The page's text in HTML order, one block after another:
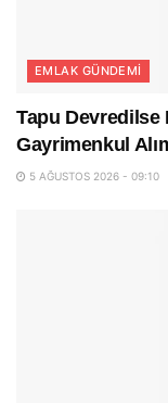
EMLAK GÜNDEMI
Tapu Devredilse
Gayrimenkul
5 AĞUSTOS 2026 - 09:10